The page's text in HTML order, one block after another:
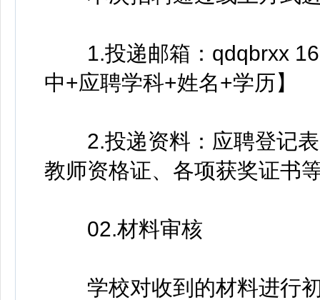
1.投递邮箱：qdqbrxx
中+应聘学科+姓名+学历】
2.投递资料：应聘登记表(
教师资格证、各项获奖证书
02.材料审核
学校对收到的材料进行初